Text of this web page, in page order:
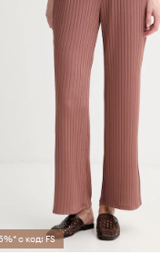
с код: FS